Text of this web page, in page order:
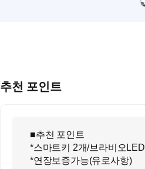
추천 포인트
■추천 포인트
*스마트키 2개/브라비오LED
*연장보증가능(유로사항)